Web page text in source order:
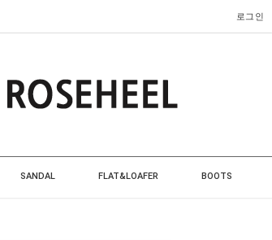
로그인
SANDAL FLAT&LOAFER BOOTS